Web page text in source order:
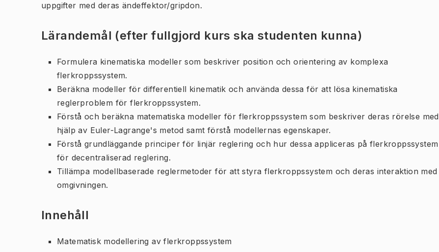
uppgifter med deras ändeffektor/gripdon.
Lärandemål (efter fullgjord kurs ska studenten kunna)
Formulera kinematiska modeller som beskriver position och orientering av komplexa
flerkroppssystem.
Beräkna modeller för differentiell kinematik och använda dessa för att lösa kinematiska
reglerproblem för flerkroppssystem.
Förstå och beräkna matematiska modeller för flerkroppssystem som beskriver deras rörelse med
hjälp av Euler-Lagrange's metod samt förstå modellernas egenskaper.
Förstå grundläggande principer för linjär reglering och hur dessa appliceras på flerkroppssystem
för decentraliserad reglering.
Tillämpa modellbaserade reglermetoder för att styra flerkroppssystem och deras interaktion med
omgivningen.
Innehåll
Matematisk modellering av flerkroppssystem